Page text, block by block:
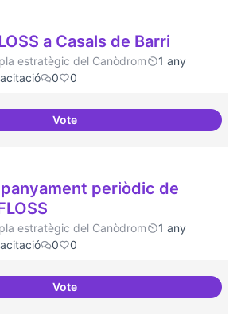
a Casals de Barri
estratègic del Canòdrom
1 any
0 0
VoteFormació FLOSS a Casals de
periòdic de
estratègic del Canòdrom
1 any
0 0
VoteEspai acompanyament periòdic